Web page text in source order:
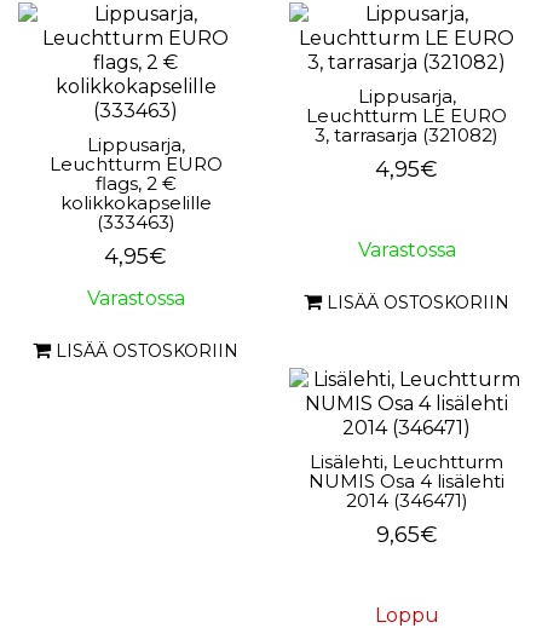
Lippusarja,
Leuchtturm EURO
flags, 2 €
kolikkokapselille
(333463)
4,95€
Varastossa
LISÄÄ OSTOSKORIIN
Lippusarja,
Leuchtturm LE EURO
3, tarrasarja (321082)
4,95€
Varastossa
LISÄÄ OSTOSKORIIN
Lisälehti, Leuchtturm
NUMIS Osa 4 lisälehti
2014 (346471)
9,65€
Loppu